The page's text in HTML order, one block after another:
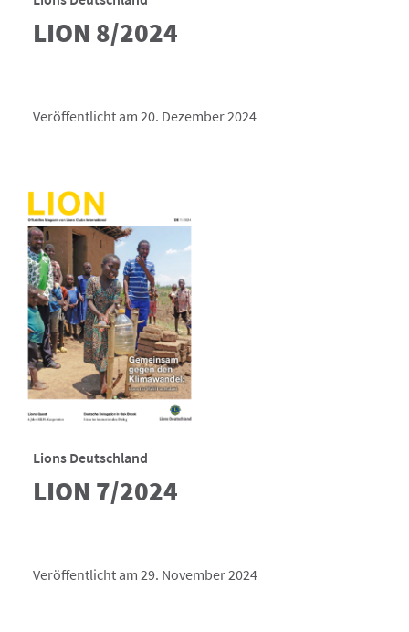
LION 8/2024
Veröffentlicht am 20. Dezember 2024
Lions Deutschland
LION 7/2024
Veröffentlicht am 29. November 2024